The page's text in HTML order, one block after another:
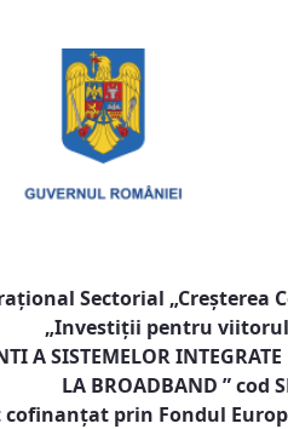
Sectorial „Creşterea
„Investiţii pentru
A SISTEMELOR
LA BROADBAND ” cod
cofinanţat prin Fondul